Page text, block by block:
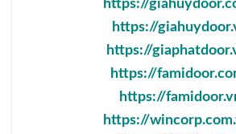
https://
https://
https://
https://
https://
https://